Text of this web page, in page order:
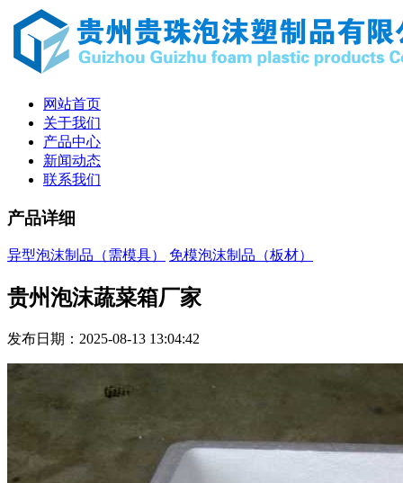
网站首页
关于我们
产品中心
新闻动态
联系我们
产品详细
异型泡沫制品（需模具） 免模泡沫制品（板材）
贵州泡沫蔬菜箱厂家
发布日期：2025-08-13 13:04:42